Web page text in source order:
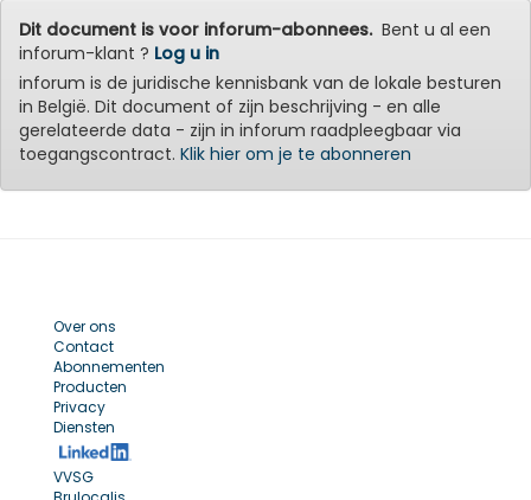
Dit document is voor inforum-abonnees.Bent u al een
inforum-klant ? Log u in
inforum is de juridische kennisbank van de lokale besturen
in België. Dit document of zijn beschrijving - en alle
gerelateerde data - zijn in inforum raadpleegbaar via
toegangscontract. Klik hier om je te abonneren
Over ons
Contact
Abonnementen
Producten
Privacy
Diensten
VVSG